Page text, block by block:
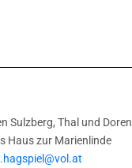
Sulzberg, Thal und Doren
Haus zur Marienlinde